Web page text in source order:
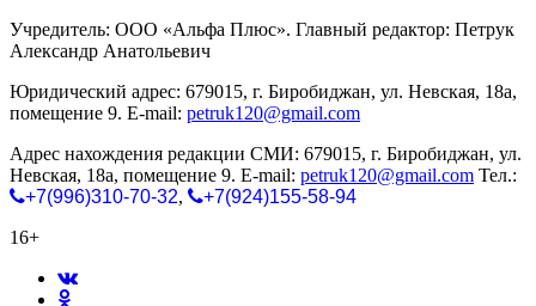
Учредитель: ООО «Альфа Плюс». Главный редактор: Петрук
Александр Анатольевич
Юридический адрес: 679015, г. Биробиджан, ул. Невская, 18а,
помещение 9. E-mail: petruk120@gmail.com
Адрес нахождения редакции СМИ: 679015, г. Биробиджан, ул.
Невская, 18а, помещение 9. E-mail: petruk120@gmail.com Тел.:
+7(996)310-70-32,
+7(924)155-58-94
16+